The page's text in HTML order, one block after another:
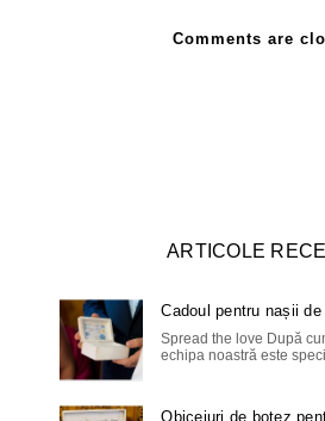
Comments are
ARTICOLE
Cadoul pentru nașii de
Spread the love După
echipa noastră este
Obiceiuri de botez